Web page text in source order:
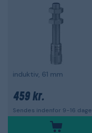
induktiv, 61 mm
459 kr.
Sendes indenfor 9-16 dage